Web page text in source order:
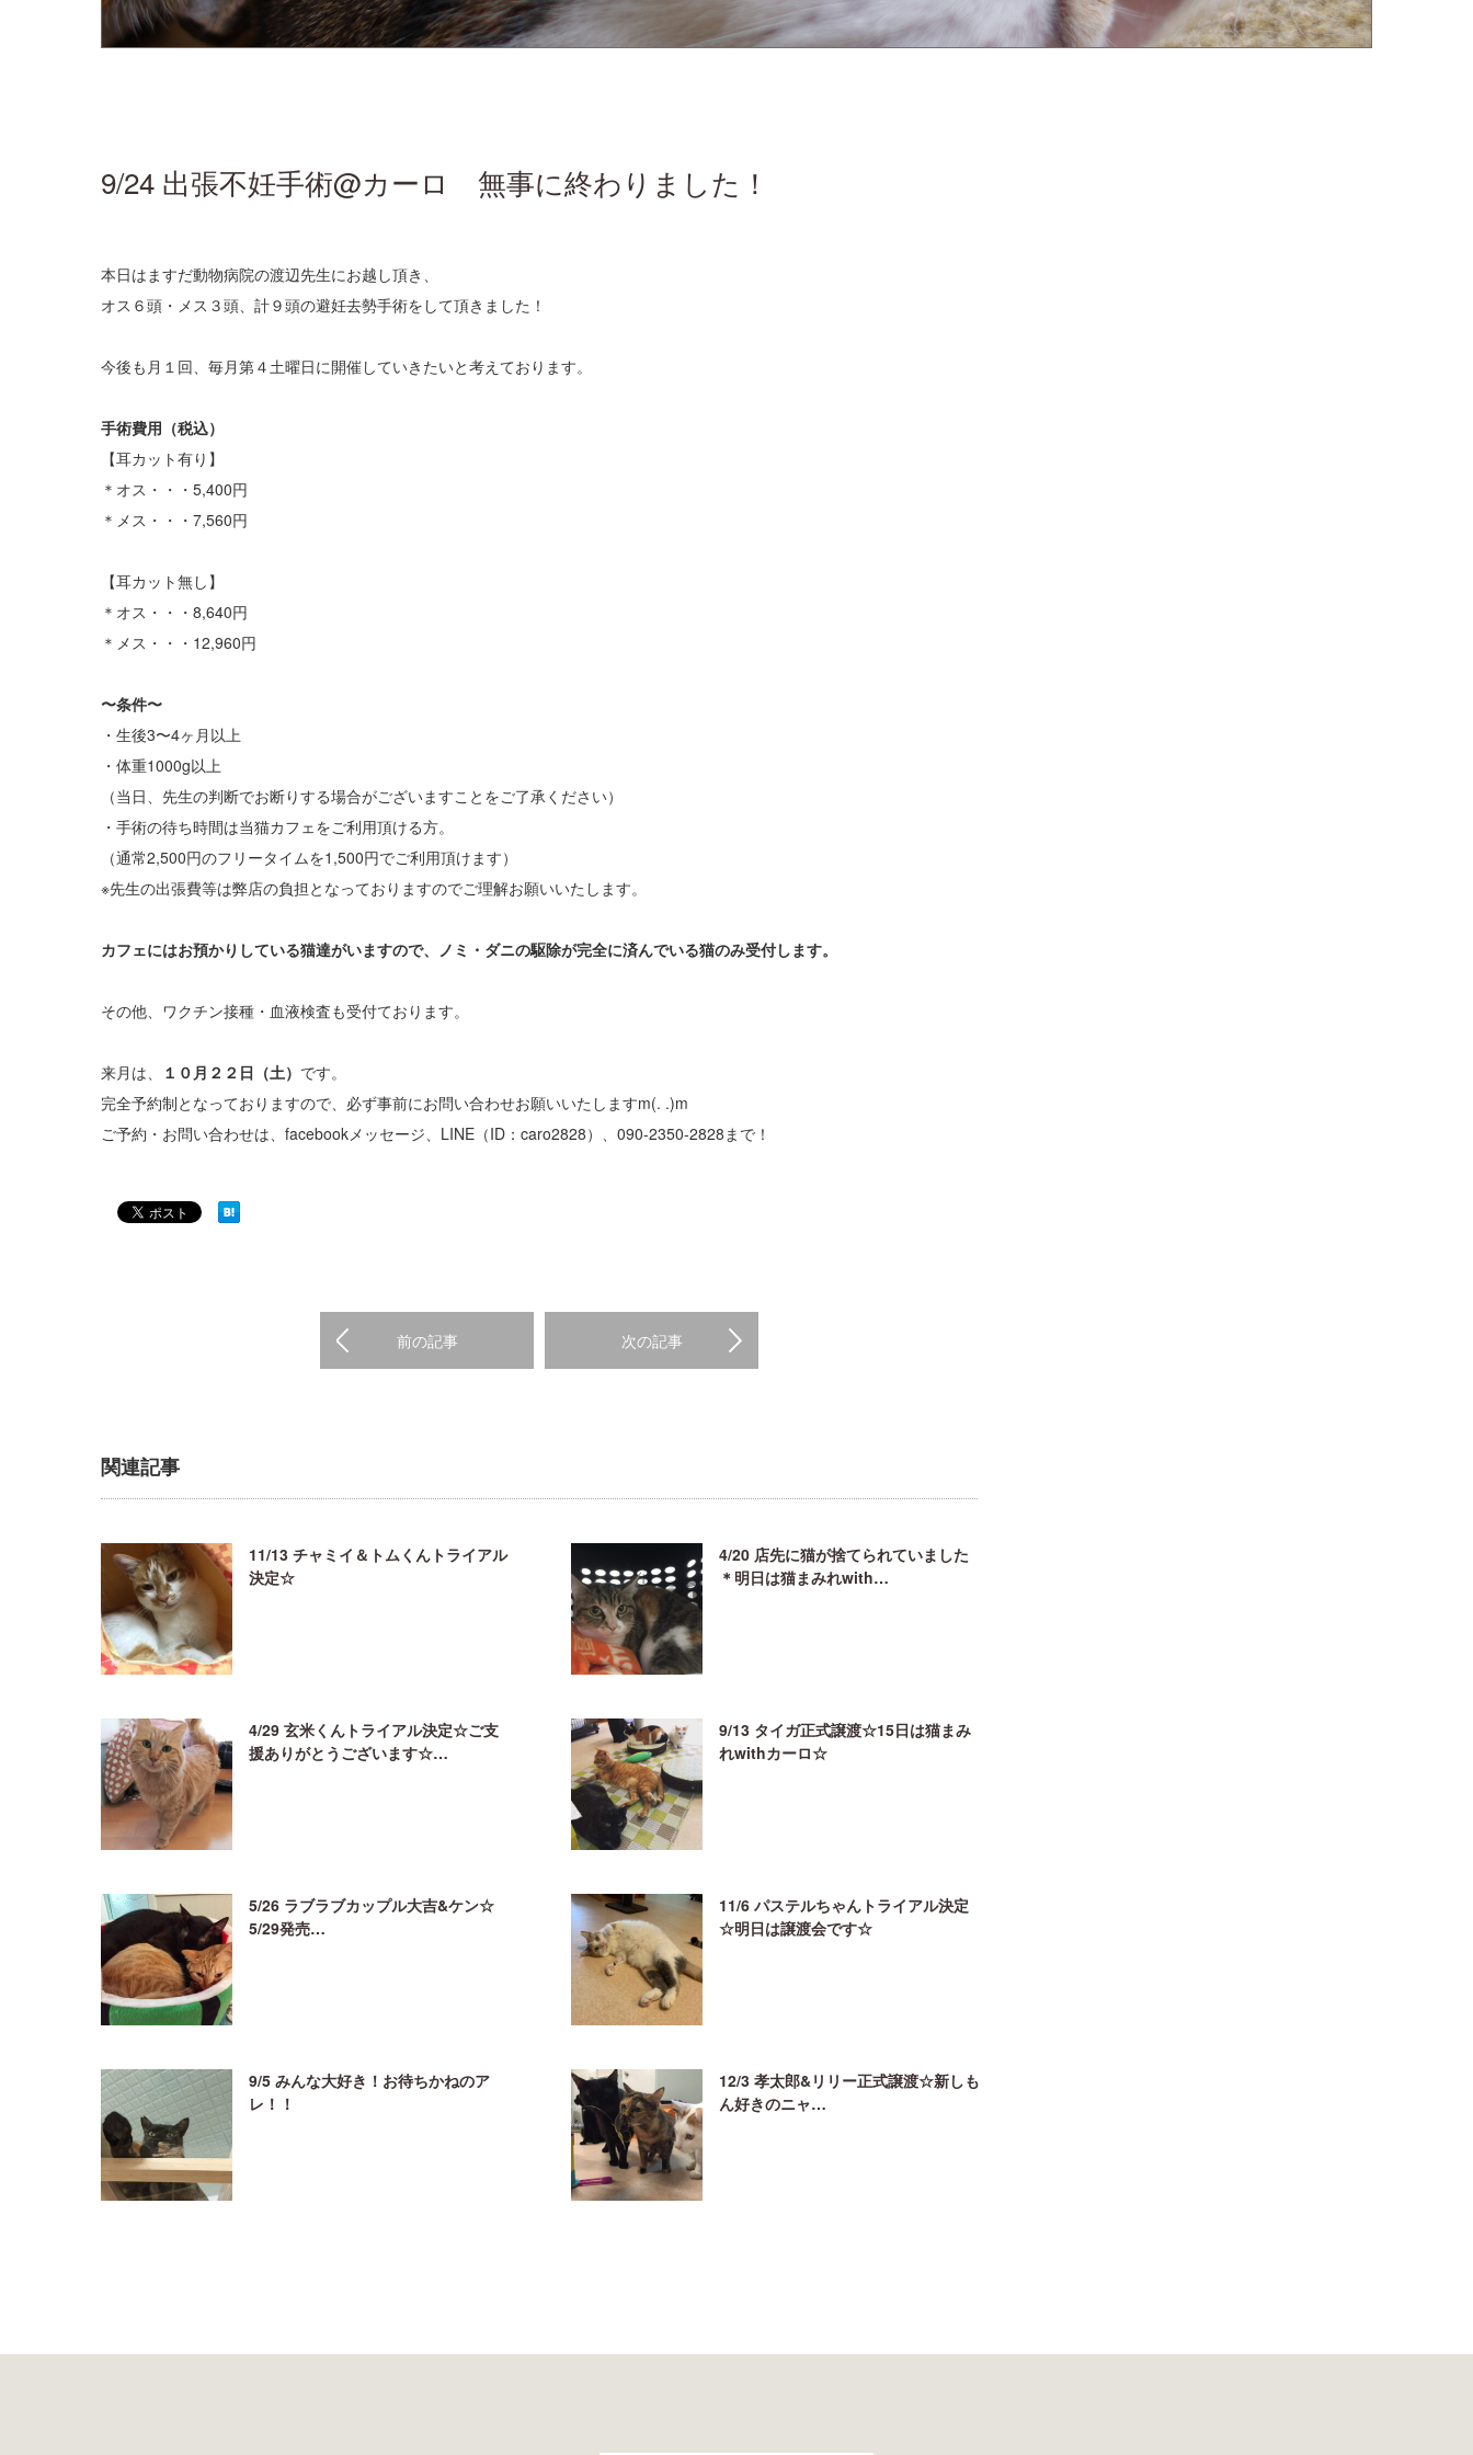
9/24 出張不妊手術@カーロ 無事に終わりました！
本日はますだ動物病院の渡辺先生にお越し頂き、
オス６頭・メス３頭、計９頭の避妊去勢手術をして頂きました！
今後も月１回、毎月第４土曜日に開催していきたいと考えております。
手術費用（税込）
【耳カット有り】
＊オス・・・5,400円
＊メス・・・7,560円
【耳カット無し】
＊オス・・・8,640円
＊メス・・・12,960円
〜条件〜
・生後3〜4ヶ月以上
・体重1000g以上
（当日、先生の判断でお断りする場合がございますことをご了承ください）
・手術の待ち時間は当猫カフェをご利用頂ける方。
（通常2,500円のフリータイムを1,500円でご利用頂けます）
※先生の出張費等は弊店の負担となっておりますのでご理解お願いいたします。
カフェにはお預かりしている猫達がいますので、ノミ・ダニの駆除が完全に済んでいる猫のみ受付します。
その他、ワクチン接種・血液検査も受付ております。
来月は、 １０月２２日（土） です。
完全予約制となっておりますので、必ず事前にお問い合わせお願いいたしますm(. .)m
ご予約・お問い合わせは、facebookメッセージ、LINE（ID：caro2828）、090-2350-2828まで！
前の記事 次の記事
関連記事
11/13 チャミイ＆トムくんトライアル
決定☆
4/20 店先に猫が捨てられていました
＊明日は猫まみれwith…
4/29 玄米くんトライアル決定☆ご支
援ありがとうございます☆…
9/13 タイガ正式譲渡☆15日は猫まみ
れwithカーロ☆
5/26 ラブラブカップル大吉&ケン☆
5/29発売…
11/6 パステルちゃんトライアル決定
☆明日は譲渡会です☆
9/5 みんな大好き！お待ちかねのア
レ！！
12/3 孝太郎&リリー正式譲渡☆新しも
ん好きのニャ…